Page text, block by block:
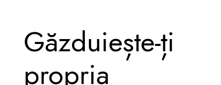
Găzduiește-ți
propria